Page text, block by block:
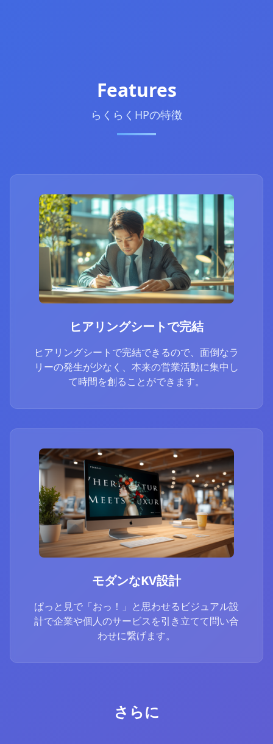
Features
らくらくHPの特徴
ヒアリングシートで完結
ヒアリングシートで完結できるので、面倒なラ
リーの発生が少なく、本来の営業活動に集中し
て時間を創ることができます。
モダンなKV設計
ぱっと見で「おっ！」と思わせるビジュアル設
計で企業や個人のサービスを引き立てて問い合
わせに繋げます。
さらに